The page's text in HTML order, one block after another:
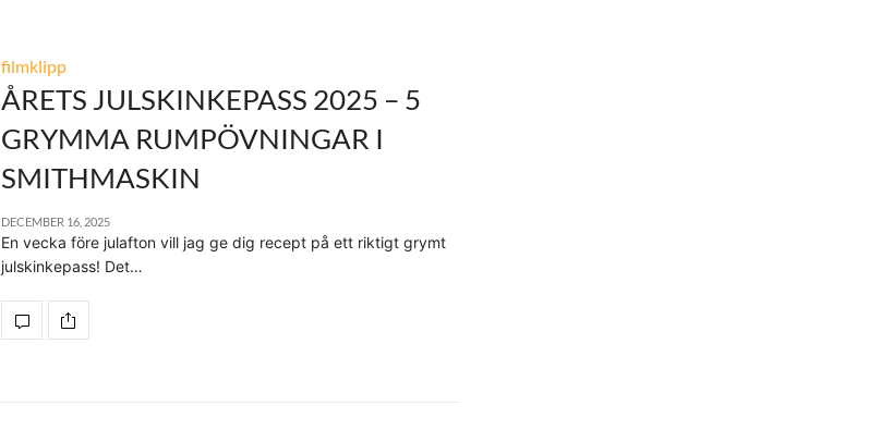
filmklipp
ÅRETS JULSKINKEPASS 2025 – 5
GRYMMA RUMPÖVNINGAR I
SMITHMASKIN
DECEMBER 16, 2025
En vecka före julafton vill jag ge dig recept på ett riktigt grymt
julskinkepass! Det…